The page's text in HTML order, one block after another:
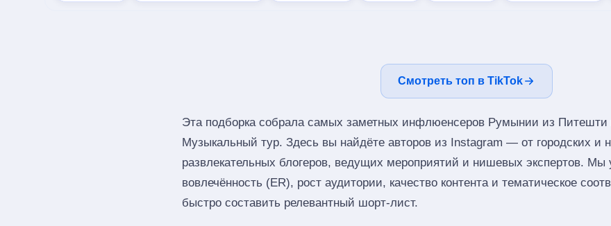
Смотреть топ в TikTok
Эта подборка собрала самых заметных инфлюенсеров Румынии из Питешти
Музыкальный тур. Здесь вы найдёте авторов из Instagram — от городских и
развлекательных блогеров, ведущих мероприятий и нишевых экспертов. Мы
вовлечённость (ER), рост аудитории, качество контента и тематическое
быстро составить релевантный шорт‑лист.